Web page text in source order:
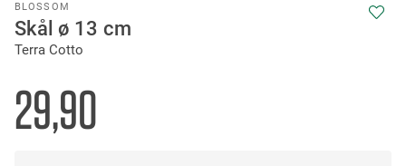
BLOSSOM
Skål ø 13 cm
Terra Cotto
29,90
to
the
beginning
the
images
gallery